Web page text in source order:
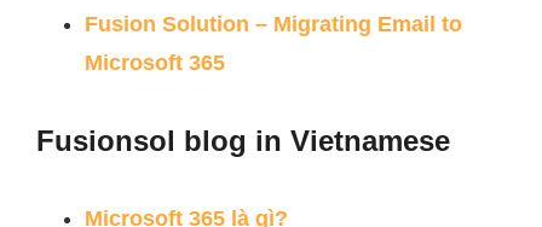
Fusion Solution – Migrating Email to
Microsoft 365
Fusionsol blog in Vietnamese
Microsoft 365 là gì?